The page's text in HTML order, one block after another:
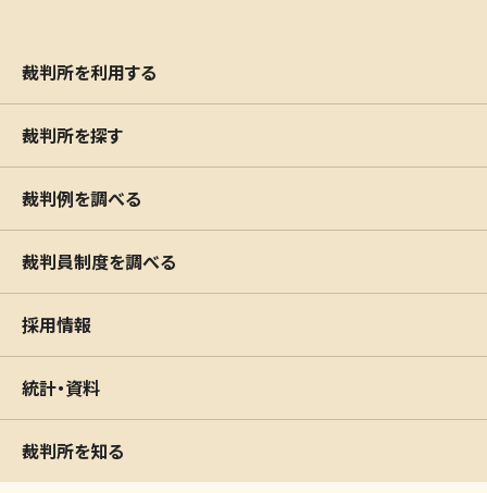
裁判所を利用する
裁判所を探す
裁判例を調べる
裁判員制度を調べる
採用情報
統計・資料
裁判所を知る